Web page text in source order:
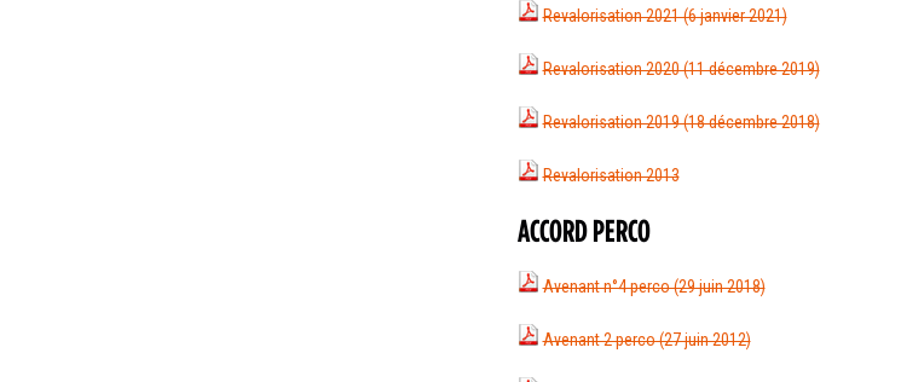
Revalorisation 2021 (6 janvier 2021)
Revalorisation 2020 (11 décembre 2019)
Revalorisation 2019 (18 décembre 2018)
Revalorisation 2013
ACCORD PERCO
Avenant n°4 perco (29 juin 2018)
Avenant 2 perco (27 juin 2012)